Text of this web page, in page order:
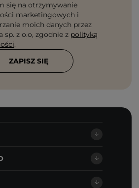
się na otrzymywanie
marketingowych i
moich danych przez
sp. z o.o, zgodnie z polityką
.
ZAPISZ SIĘ